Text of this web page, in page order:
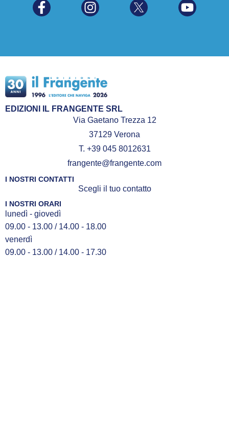
EDIZIONI IL FRANGENTE SRL
Via Gaetano Trezza 12
37129 Verona
T. +39 045 8012631
frangente@frangente.com
I NOSTRI CONTATTI
Scegli il tuo contatto
I NOSTRI ORARI
lunedì - giovedì
09.00 - 13.00 / 14.00 - 18.00
venerdì
09.00 - 13.00 / 14.00 - 17.30